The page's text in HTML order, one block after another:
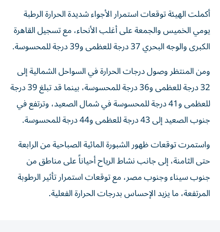
أكملت الهيئة توقعات استمرار الأجواء شديدة الحرارة الرطبة
يومي الخميس والجمعة على أغلب الأنحاء، مع تسجيل القاهرة
الكبرى والوجه البحري 37 درجة للعظمى و39 درجة للمحسوسة.
ومن المنتظر وصول درجات الحرارة في السواحل الشمالية إلى
32 درجة للعظمى و36 درجة للمحسوسة، بينما قد تبلغ 39 درجة
للعظمى و41 درجة للمحسوسة في شمال الصعيد، وترتفع في
جنوب الصعيد إلى 43 درجة للعظمى و44 درجة للمحسوسة.
واستمرت توقعات ظهور الشبورة المائية الصباحية من الرابعة
حتى الثامنة، إلى جانب نشاط الرياح أحياناً على مناطق من
جنوب سيناء وجنوب مصر، مع توقعات استمرار تأثير الرطوبة
المرتفعة، ما يزيد الإحساس بدرجات الحرارة الفعلية.